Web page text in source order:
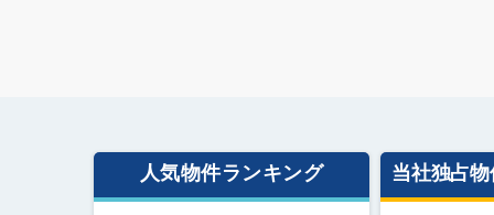
人気物件ランキング 当社独占